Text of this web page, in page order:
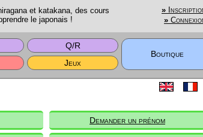
et katakana, des cours
le japonais !
»
»
Q/R
Boutique
Jeux
Demander un prénom